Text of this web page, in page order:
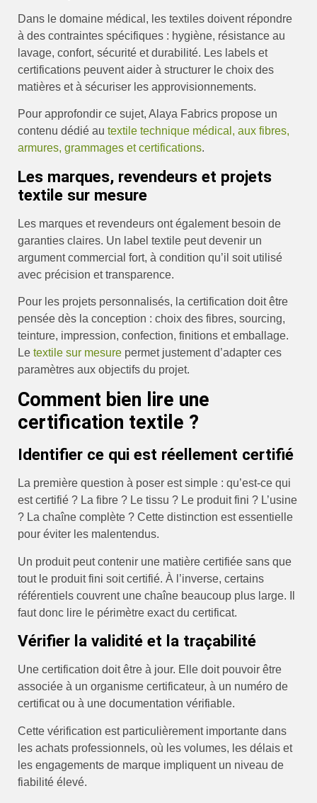
Dans le domaine médical, les textiles doivent répondre
à des contraintes spécifiques : hygiène, résistance au
lavage, confort, sécurité et durabilité. Les labels et
certifications peuvent aider à structurer le choix des
matières et à sécuriser les approvisionnements.
Pour approfondir ce sujet, Alaya Fabrics propose un
contenu dédié au textile technique médical, aux fibres,
armures, grammages et certifications.
Les marques, revendeurs et projets
textile sur mesure
Les marques et revendeurs ont également besoin de
garanties claires. Un label textile peut devenir un
argument commercial fort, à condition qu’il soit utilisé
avec précision et transparence.
Pour les projets personnalisés, la certification doit être
pensée dès la conception : choix des fibres, sourcing,
teinture, impression, confection, finitions et emballage.
Le textile sur mesure permet justement d’adapter ces
paramètres aux objectifs du projet.
Comment bien lire une
certification textile ?
Identifier ce qui est réellement certifié
La première question à poser est simple : qu’est-ce qui
est certifié ? La fibre ? Le tissu ? Le produit fini ? L’usine
? La chaîne complète ? Cette distinction est essentielle
pour éviter les malentendus.
Un produit peut contenir une matière certifiée sans que
tout le produit fini soit certifié. À l’inverse, certains
référentiels couvrent une chaîne beaucoup plus large. Il
faut donc lire le périmètre exact du certificat.
Vérifier la validité et la traçabilité
Une certification doit être à jour. Elle doit pouvoir être
associée à un organisme certificateur, à un numéro de
certificat ou à une documentation vérifiable.
Cette vérification est particulièrement importante dans
les achats professionnels, où les volumes, les délais et
les engagements de marque impliquent un niveau de
fiabilité élevé.